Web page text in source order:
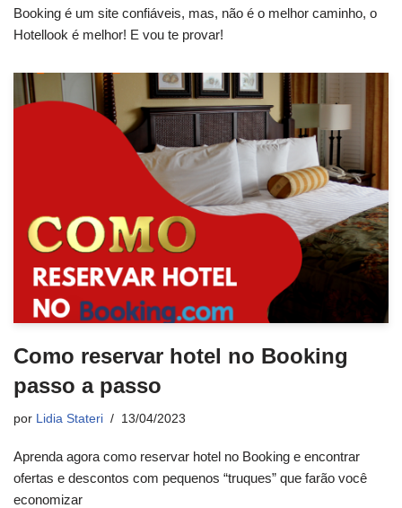
Booking é um site confiáveis, mas, não é o melhor caminho, o
Hotellook é melhor! E vou te provar!
Como reservar hotel no Booking
passo a passo
por Lidia Stateri 13/04/2023
Aprenda agora como reservar hotel no Booking e encontrar
ofertas e descontos com pequenos “truques” que farão você
economizar